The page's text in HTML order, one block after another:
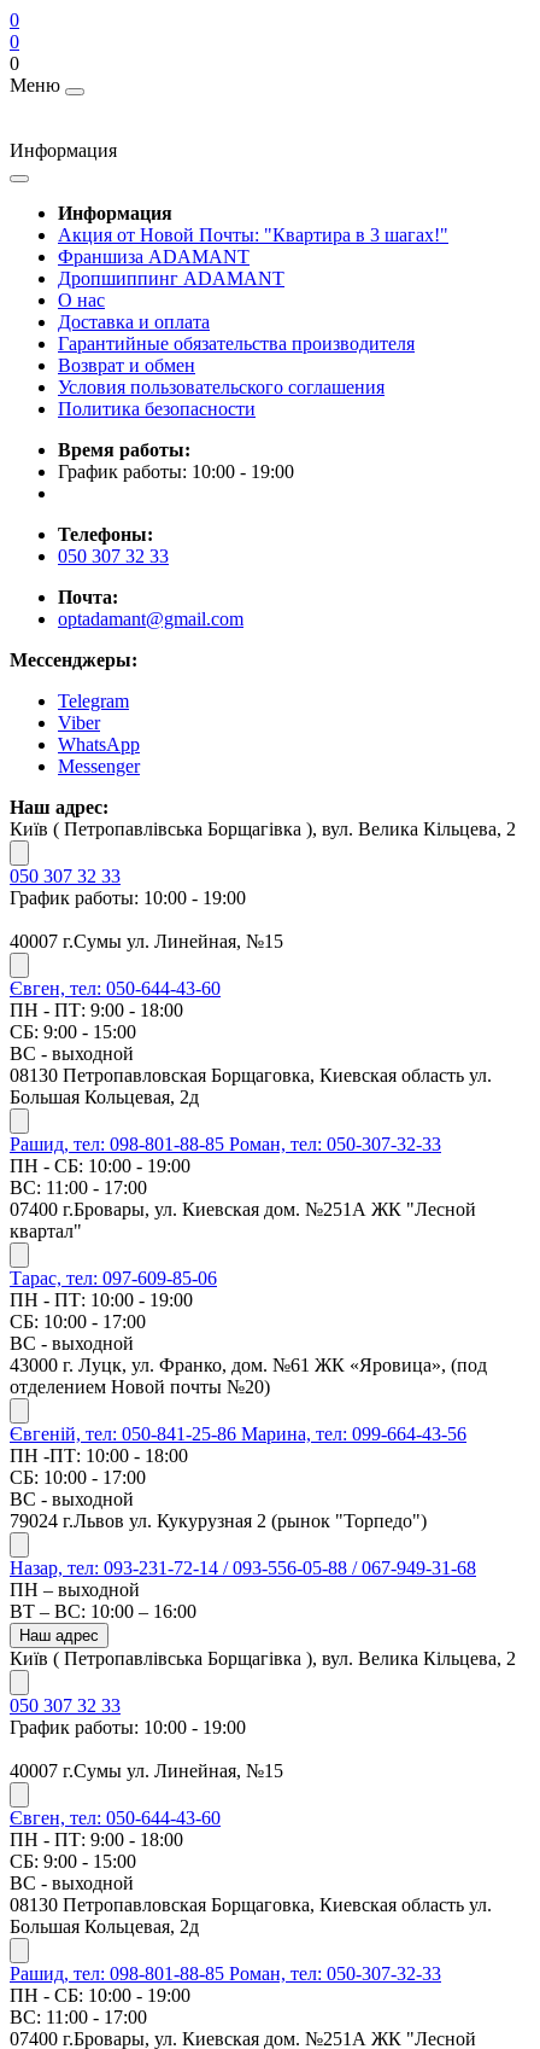
0
0
0
Меню
Информация
Информация
Акция от Новой Почты: "Квартира в 3 шагах!"
Франшиза ADAMANT
Дропшиппинг ADAMANT
О нас
Доставка и оплата
Гарантийные обязательства производителя
Возврат и обмен
Условия пользовательского соглашения
Политика безопасности
Время работы:
График работы: 10:00 - 19:00
Телефоны:
050 307 32 33
Почта:
optadamant@gmail.com
Мессенджеры:
Telegram
Viber
WhatsApp
Messenger
Наш адрес:
Київ ( Петропавлівська Борщагівка ), вул. Велика Кільцева, 2
050 307 32 33
График работы: 10:00 - 19:00
40007 г.Сумы ул. Линейная, №15
Євген, тел: 050-644-43-60
ПН - ПТ: 9:00 - 18:00
СБ: 9:00 - 15:00
ВС - выходной
08130 Петропавловская Борщаговка, Киевская область ул.
Большая Кольцевая, 2д
Рашид, тел: 098-801-88-85 Роман, тел: 050-307-32-33
ПН - СБ: 10:00 - 19:00
ВС: 11:00 - 17:00
07400 г.Бровары, ул. Киевская дом. №251А ЖК "Лесной
квартал"
Тарас, тел: 097-609-85-06
ПН - ПТ: 10:00 - 19:00
СБ: 10:00 - 17:00
ВС - выходной
43000 г. Луцк, ул. Франко, дом. №61 ЖК «Яровица», (под
отделением Новой почты №20)
Євгеній, тел: 050-841-25-86 Марина, тел: 099-664-43-56
ПН -ПТ: 10:00 - 18:00
СБ: 10:00 - 17:00
ВС - выходной
79024 г.Львов ул. Кукурузная 2 (рынок "Торпедо")
Назар, тел: 093-231-72-14 / 093-556-05-88 / 067-949-31-68
ПН – выходной
ВТ – ВС: 10:00 – 16:00
Наш адрес
Київ ( Петропавлівська Борщагівка ), вул. Велика Кільцева, 2
050 307 32 33
График работы: 10:00 - 19:00
40007 г.Сумы ул. Линейная, №15
Євген, тел: 050-644-43-60
ПН - ПТ: 9:00 - 18:00
СБ: 9:00 - 15:00
ВС - выходной
08130 Петропавловская Борщаговка, Киевская область ул.
Большая Кольцевая, 2д
Рашид, тел: 098-801-88-85 Роман, тел: 050-307-32-33
ПН - СБ: 10:00 - 19:00
ВС: 11:00 - 17:00
07400 г.Бровары, ул. Киевская дом. №251А ЖК "Лесной